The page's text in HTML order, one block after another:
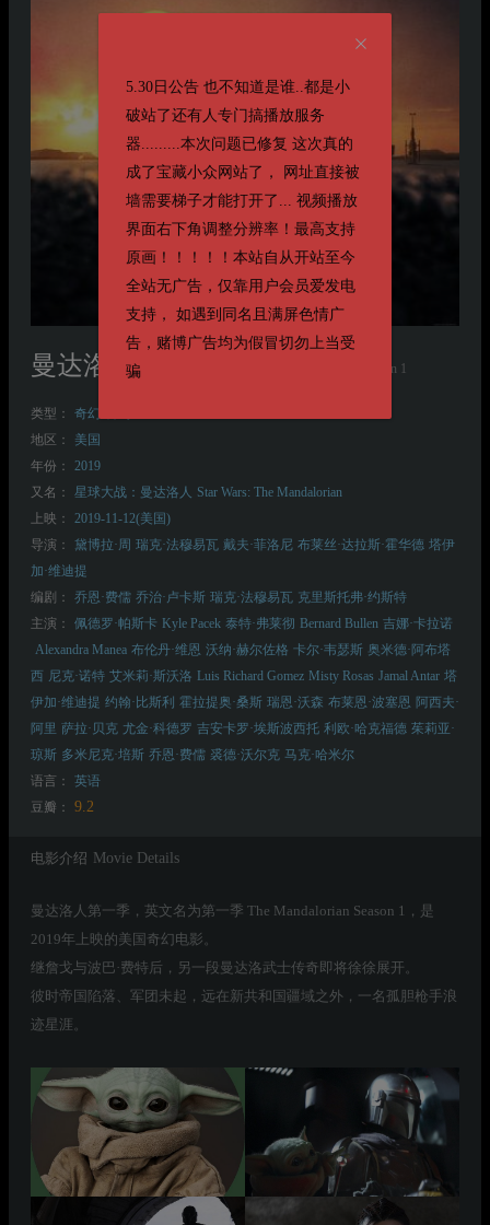
5.30日公告 也不知道是谁..都是小
破站了还有人专门搞播放服务
器.........本次问题已修复 这次真的
成了宝藏小众网站了， 网址直接被
墙需要梯子才能打开了... 视频播放
界面右下角调整分辨率！最高支持
原画！！！！！本站自从开站至今
全站无广告，仅靠用户会员爱发电
支持， 如遇到同名且满屏色情广
告，赌博广告均为假冒切勿上当受
骗
曼达洛人第一季 第一季 The Mandalorian Season 1
类型： 奇幻
地区：
美国
年份：
2019
又名：
星球大战：曼达洛人 Star Wars: The Mandalorian
上映：
2019-11-12(美国)
导演：
黛博拉·周 瑞克·法穆易瓦 戴夫·菲洛尼 布莱丝·达拉斯·霍华德 塔伊
加·维迪提
编剧：
乔恩·费儒 乔治·卢卡斯 瑞克·法穆易瓦 克里斯托弗·约斯特
主演：
佩德罗·帕斯卡 Kyle Pacek 泰特·弗莱彻 Bernard Bullen 吉娜·卡拉诺
Alexandra Manea 布伦丹·维恩 沃纳·赫尔佐格 卡尔·韦瑟斯 奥米德·阿布塔
西 尼克·诺特 艾米莉·斯沃洛 Luis Richard Gomez Misty Rosas Jamal Antar 塔
伊加·维迪提 约翰·比斯利 霍拉提奥·桑斯 瑞恩·沃森 布莱恩·波塞恩 阿西夫·
阿里 萨拉·贝克 尤金·科德罗 吉安卡罗·埃斯波西托 利欧·哈克福德 茱莉亚·
琼斯 多米尼克·培斯 乔恩·费儒 裘德·沃尔克 马克·哈米尔
语言：
英语
豆瓣：
9.2
电影介绍 Movie Details
曼达洛人第一季，英文名为第一季 The Mandalorian Season 1，是
2019年上映的美国奇幻电影。
继詹戈与波巴·费特后，另一段曼达洛武士传奇即将徐徐展开。
彼时帝国陷落、军团未起，远在新共和国疆域之外，一名孤胆枪手浪
迹星涯。